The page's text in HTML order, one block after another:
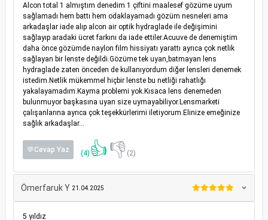
Alcon total 1 almıştım denedim 1 çiftini maalesef gözüme uyum
sağlamadı hem battı hem odaklayamadı gözüm nesneleri ama
arkadaşlar iade alıp alcon air optik hydraglade ile değişimini
sağlayıp aradaki ücret farkını da iade ettiler.Acuuve de denemiştim
daha önce gözümde naylon film hissiyatı yarattı ayrıca çok netlik
sağlayan bir lenste değildi.Gözüme tek uyan,batmayan lens
hydraglade zaten önceden de kullanıyordum diğer lensleri denemek
istedim.Netlik mükemmel hiçbir lenste bu netliği rahatlığı
yakalayamadım.Kayma problemi yok.Kısaca lens denemeden
bulunmuyor başkasına uyan size uymayabiliyor.Lensmarketi
çalışanlarına ayrıca çok teşekkürlerimi iletiyorum.Elinize emeğinize
sağlık arkadaşlar…
💬Cevap Yaz (4) 👍👎(2)
Ömerfaruk Y 21.04.2025
5 yıldız